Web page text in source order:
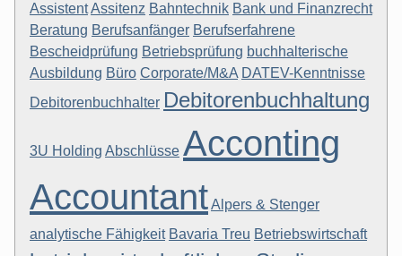
AssistentAssitenz Bahntechnik Bank und Finanzrecht
Beratung Berufsanfänger Berufserfahrene
Bescheidprüfung Betriebsprüfung buchhalterische
Ausbildung Büro Corporate/M&A DATEV-Kenntnisse
Debitorenbuchhalter Debitorenbuchhaltung
3U Holding Abschlüsse Acconting
AccountantAlpers & Stenger
analytische Fähigkeit Bavaria Treu Betriebswirtschaft